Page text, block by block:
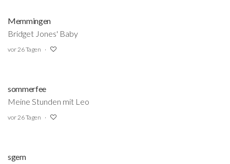
Memmingen
Bridget Jones' Baby
vor 26 Tagen
sommerfee
Meine Stunden mit Leo
vor 26 Tagen
sgem